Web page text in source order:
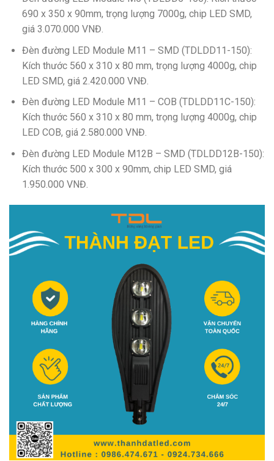
690 x 350 x 90mm, trọng lượng 7000g, chip LED SMD,
giá 3.070.000 VNĐ.
Đèn đường LED Module M11 – SMD (TDLDD11-150):
Kích thước 560 x 310 x 80 mm, trọng lượng 4000g, chip
LED SMD, giá 2.420.000 VNĐ.
Đèn đường LED Module M11 – COB (TDLDD11C-150):
Kích thước 560 x 310 x 80 mm, trọng lượng 4000g, chip
LED COB, giá 2.580.000 VNĐ.
Đèn đường LED Module M12B – SMD (TDLDD12B-150):
Kích thước 500 x 300 x 90mm, chip LED SMD, giá
1.950.000 VNĐ.